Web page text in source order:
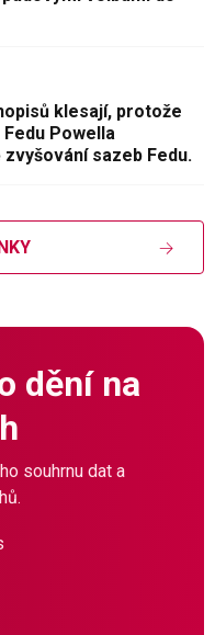
klesají, protože
Powella
sazeb Fedu.
dění na
souhrnu dat a